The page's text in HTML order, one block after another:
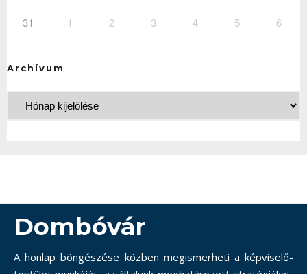
31 1 2 3 4 5 6
Archívum
Dombóvár
A honlap böngészése közben megismerheti a képviselő-